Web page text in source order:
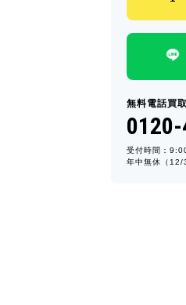
無料電話買
受付時間：
年中無休（12/